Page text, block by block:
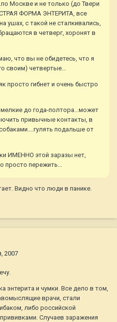
Москве и не только (до Твери
ФОРМА ЭНТЕРИТА, все
ушах, с такой не сталкивались,
в четверг, хоронят в
что вы не обидетесь, что я
своим) четвертые...
просто гибнет и очень быстро
до года-полтора...может
привычные контакты, в
подальше от
ИМЕННО этой заразы нет,
просто пережить...
Видно что люди в панике.
2007
энтерита и чумки. Все дело в том,
врачи, стали
либо российской
Случаев заражения